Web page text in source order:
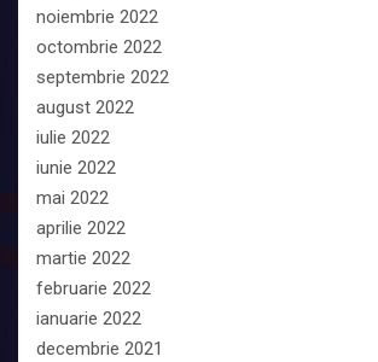
noiembrie 2022
octombrie 2022
septembrie 2022
august 2022
iulie 2022
iunie 2022
mai 2022
aprilie 2022
martie 2022
februarie 2022
ianuarie 2022
decembrie 2021